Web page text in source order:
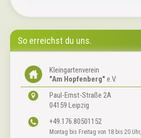
So erreichst du uns.
Kleingartenverein
"Am Hopfenberg" e.V.
Paul-Ernst-Straße 2A
04159 Leipzig
+49.176.80501152
Montag bis Freitag von 18 bis 20 Uhr,